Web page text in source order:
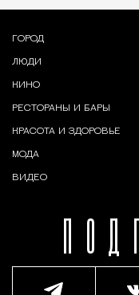
ГОРОД
ЛЮДИ
КИНО
РЕСТОРАНЫ И БАРЫ
КРАСОТА И ЗДОРОВЬЕ
МОДА
ВИДЕО